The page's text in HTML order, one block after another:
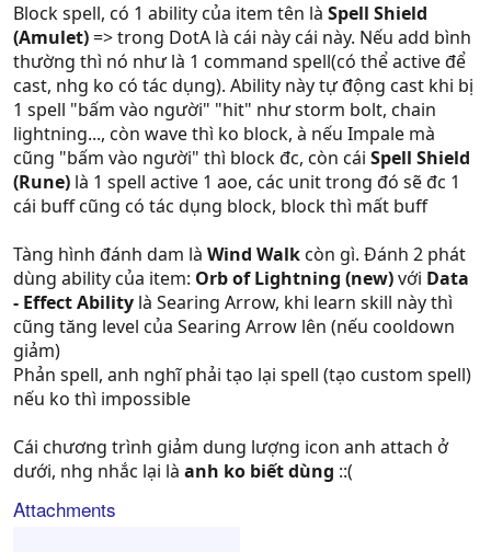
Block spell, có 1 ability của item tên là Spell Shield
(Amulet)=> trong DotA là cái này cái này. Nếu add bình
thường thì nó như là 1 command spell(có thể active để
cast, nhg ko có tác dụng). Ability này tự động cast khi bị
1 spell "bấm vào người" "hit" như storm bolt, chain
lightning..., còn wave thì ko block, à nếu Impale mà
cũng "bấm vào người" thì block đc, còn cái Spell Shield
(Rune) là 1 spell active 1 aoe, các unit trong đó sẽ đc 1
cái buff cũng có tác dụng block, block thì mất buff
Tàng hình đánh dam là Wind Walkcòn gì. Đánh 2 phát
dùng ability của item: Orb of Lightning (new)với Data
- Effect Ability là Searing Arrow, khi learn skill này thì
cũng tăng level của Searing Arrow lên (nếu cooldown
giảm)
Phản spell, anh nghĩ phải tạo lại spell (tạo custom spell)
nếu ko thì impossible
Cái chương trình giảm dung lượng icon anh attach ở
dưới, nhg nhắc lại là anh ko biết dùng ::(
Attachments